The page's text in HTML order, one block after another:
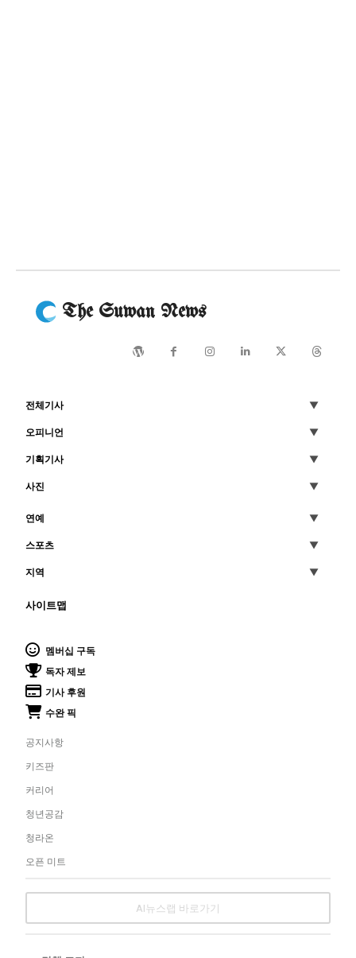
The Suwan News
전체기사
오피니언
기획기사
사진
연예
스포츠
지역
사이트맵
멤버십 구독
독자 제보
기사 후원
수완 픽
공지사항
키즈판
커리어
청년공감
청라온
오픈 미트
AI뉴스랩 바로가기